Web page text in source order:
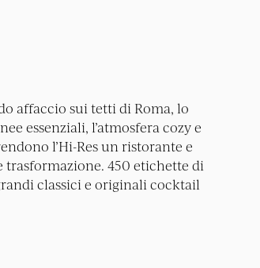
affaccio sui tetti di Roma, lo
essenziali, l’atmosfera cozy e
l’Hi-Res un ristorante e
450 etichette di
classici e originali cocktail